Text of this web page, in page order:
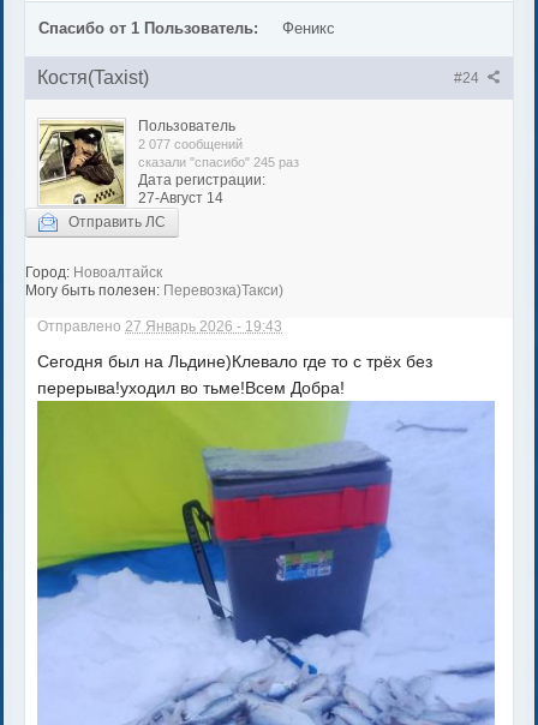
Спасибо от 1 Пользователь: Феникс
#24
Костя(Taxist)
Пользователь
2 077 сообщений
сказали "спасибо" 245 раз
Дата регистрации:
27-Август 14
Отправить ЛС
Город: Новоалтайск
Могу быть полезен: Перевозка)Такси)
Отправлено 27 Январь 2026 - 19:43
Сегодня был на Льдине)Клевало где то с трёх без
перерыва!уходил во тьме!Всем Добра!